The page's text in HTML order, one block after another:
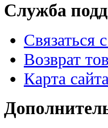
Служба
Связаться
Возврат
Карта сайта